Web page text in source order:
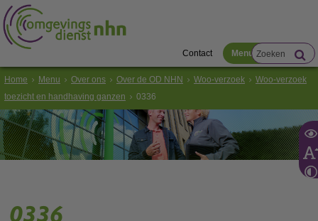
Contact Menu
Home Menu Over ons Over de OD NHN Woo-verzoek
Woo-verzoek
toezicht en handhaving ganzen
0336
0336